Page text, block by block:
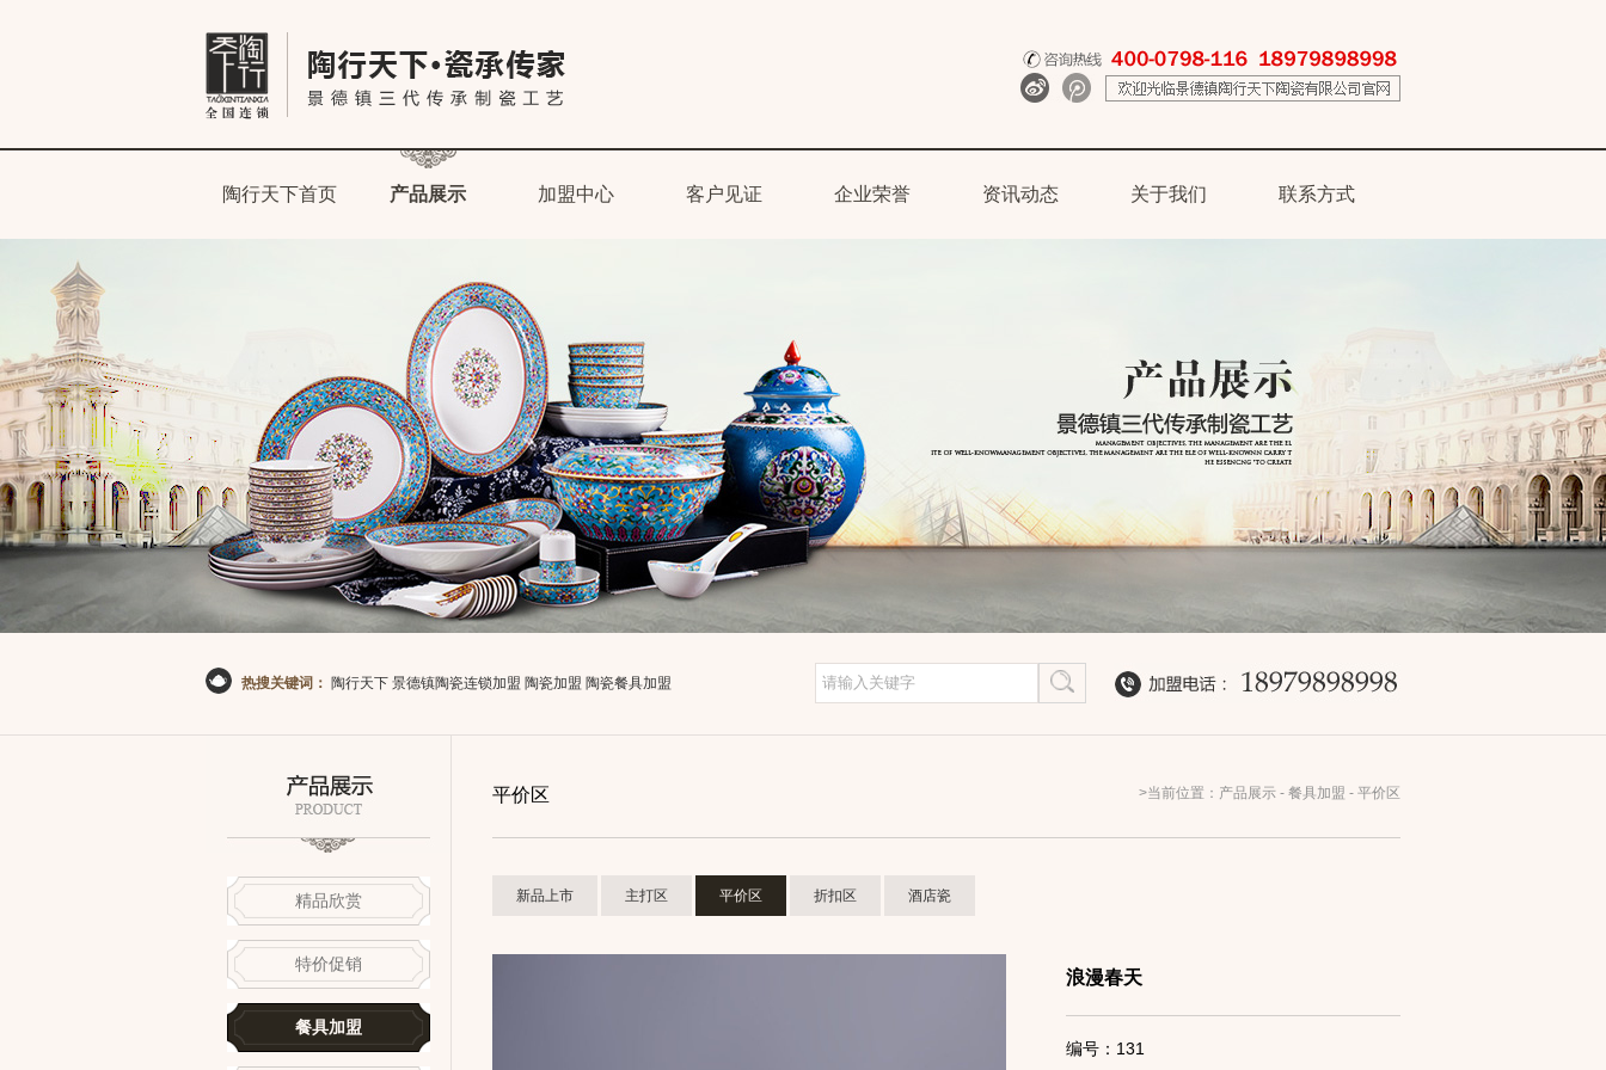
陶行天下首页 产品展示 加盟中心 客户见证 企业荣誉 资讯动态 关于我们 联系方式
热搜关键词： 陶行天下 景德镇陶瓷连锁加盟 陶瓷加盟 陶瓷餐具加盟
精品欣赏
特价促销
餐具加盟
>当前位置：产品展示 - 餐具加盟 - 平价区
平价区
新品上市 主打区 平价区 折扣区 酒店瓷
浪漫春天
编号：131